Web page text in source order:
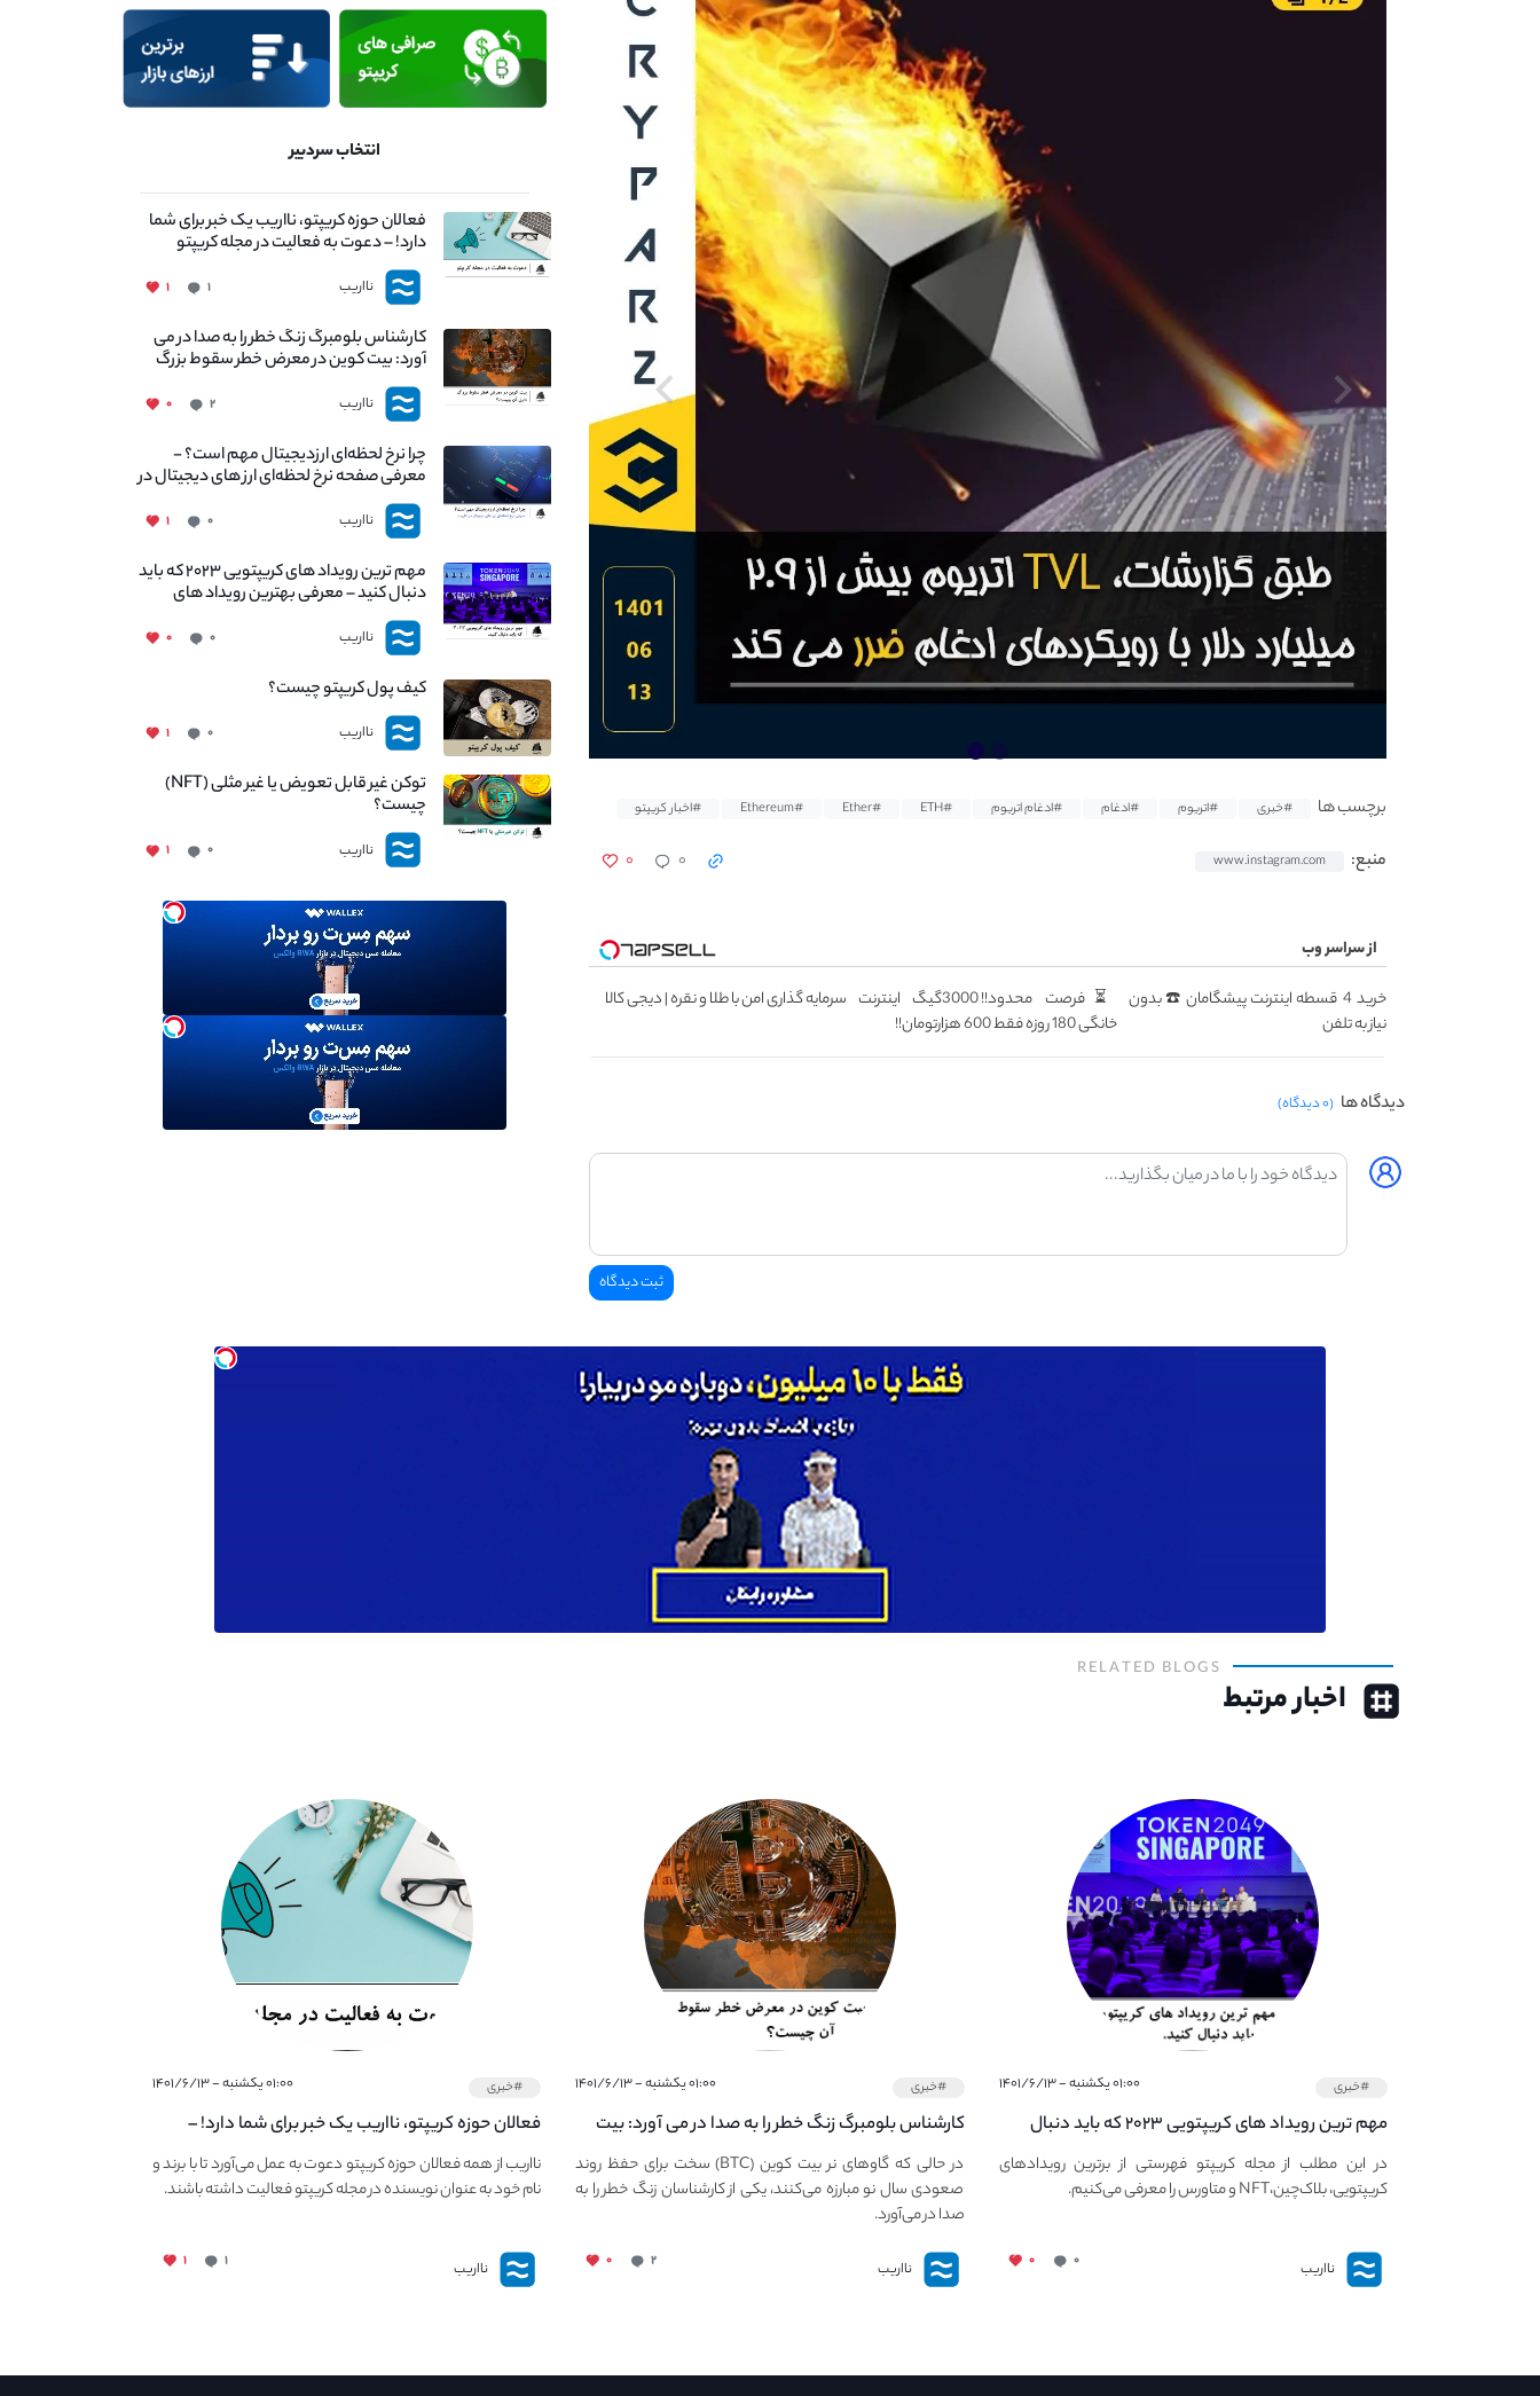
برچسب ها #خبری #اتریوم #ادغام #ادغام اتریوم #ETH
#Ether
#Ethereum #اخبار کریپتو
منبع: www.instagram.com ۰ ۰
از سراسر وب
خرید 4 قسطه اینترنت پیشگامان ☎️ بدون
نیاز به تلفن
⏳فرصت محدود!! 3000گیگ اینترنت
خانگی 180 روزه فقط 600 هزارتومان!!
سرمایه گذاری امن با طلا و نقره | دیجی کالا
دیدگاه ها (۰ دیدگاه)
انتخاب سردبیر
فعالان حوزه کریپتو، نااریب یک خبر برای شما
دارد! – دعوت به فعالیت در مجله کریپتو
نااریب ۱ ۱
کارشناس بلومبرگ زنگ خطر را به صدا در می
آورد: بیت کوین در معرض خطر سقوط بزرگ
است - دلیل آن چیست؟
نااریب ۲ ۰
چرا نرخ لحظه‌ای ارزدیجیتال مهم است؟ -
معرفی صفحه نرخ لحظه‌ای ارز های دیجیتال در
نااریب
نااریب ۰ ۱
مهم ترین رویداد های کریپتویی ۲۰۲۳ که باید
دنبال کنید – معرفی بهترین رویداد های
جهانی
نااریب ۰ ۰
کیف پول کریپتو چیست؟
نااریب ۰ ۱
توکن غیر قابل تعویض یا غیر مثلی (NFT)
چیست؟
نااریب ۰ ۱
RELATED BLOGS
اخبار مرتبط
#خبری ۰۱:۰۰ یکشنبه - ۱۴۰۱/۶/۱۳
مهم ترین رویداد های کریپتویی ۲۰۲۳ که باید دنبال
کنید – معرفی بهترین رویداد های جهانی
در این مطلب از مجله کریپتو فهرستی از برترین رویدادهای
کریپتویی، بلاک‌چین،NFT و متاورس را معرفی می‌کنیم.
نااریب ۰ ۰
#خبری ۰۱:۰۰ یکشنبه - ۱۴۰۱/۶/۱۳
کارشناس بلومبرگ زنگ خطر را به صدا در می آورد: بیت
کوین در معرض خطر سقوط بزرگ است - دلیل آن
چیست؟
در حالی که گاوهای نر بیت کوین (BTC) سخت برای حفظ روند
صعودی سال نو مبارزه می‌کنند، یکی از کارشناسان زنگ خطر را به
صدا در می‌آورد.
نااریب ۲ ۰
#خبری ۰۱:۰۰ یکشنبه - ۱۴۰۱/۶/۱۳
فعالان حوزه کریپتو، نااریب یک خبر برای شما دارد! –
دعوت به فعالیت در مجله کریپتو
نااریب از همه فعالان حوزه کریپتو دعوت به عمل می‌آورد تا با برند و
نام خود به عنوان نویسنده در مجله کریپتو فعالیت داشته باشند.
نااریب ۱ ۱